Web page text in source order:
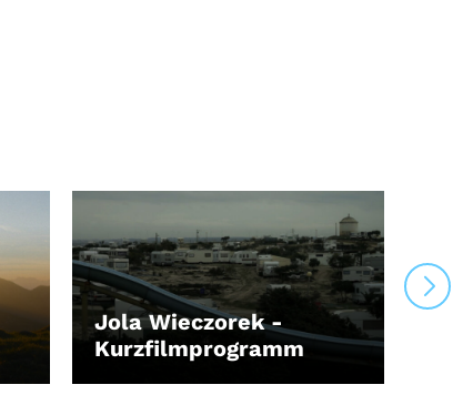
Jola Wieczorek -
Kurzfilmprogramm
LEIHEN